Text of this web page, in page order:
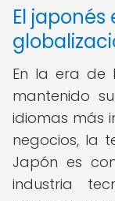
El
En la era de
mantenido
idiomas más
negocios, la
Japón es
industria